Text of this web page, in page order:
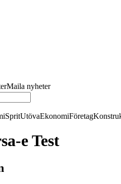
Maila nyheter
SpritUtövaEkonomiFöretag
e Test